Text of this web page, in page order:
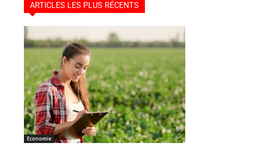
ARTICLES LES PLUS RÉCENTS
Economie